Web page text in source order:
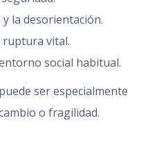
la desorientación.
ruptura vital.
social habitual.
ser especialmente
o fragilidad.